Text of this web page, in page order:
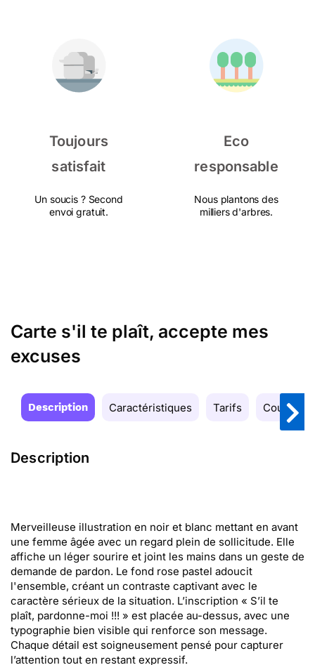
Toujours
satisfait
Un soucis ? Second
envoi gratuit.
Eco
responsable
Nous plantons des
milliers d'arbres.
Carte s'il te plaît, accepte mes
excuses
Description Caractéristiques Tarifs Couleurs
Description
Merveilleuse illustration en noir et blanc mettant en avant
une femme âgée avec un regard plein de sollicitude. Elle
affiche un léger sourire et joint les mains dans un geste de
demande de pardon. Le fond rose pastel adoucit
l'ensemble, créant un contraste captivant avec le
caractère sérieux de la situation. L’inscription « S’il te
plaît, pardonne-moi !!! » est placée au-dessus, avec une
typographie bien visible qui renforce son message.
Chaque détail est soigneusement pensé pour capturer
l’attention tout en restant expressif.